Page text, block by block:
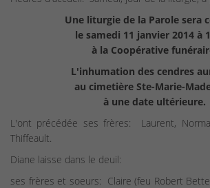
Une liturgie de la Parole sera
le samedi 11 janvier 2014 à
à la Coopérative
L'inhumation des cendres
au cimetière Ste-Marie-
à une date ultérieure.
L'ont précédée ses frères: Laurent,
Thiffeault.
Diane laisse dans le deuil:
ses frères et soeurs: Claire (feu Robert